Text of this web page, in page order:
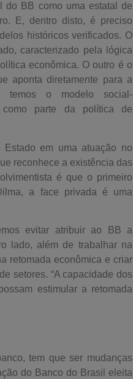
do BB como uma estatal de
E, dentro disto, é preciso
históricos verificados. O
caracterizado pela lógica
econômica. O outro é o
aponta diretamente para a
temos o modelo social-
parte da política de
em uma atuação no
reconhece a existência das
é que o primeiro
a face privada é uma
evitar atribuir ao BB a
lado, além de trabalhar na
retomada econômica e criar
setores. “A capacidade dos
estimular a retomada
tem que ser mudanças
do Banco do Brasil eleita